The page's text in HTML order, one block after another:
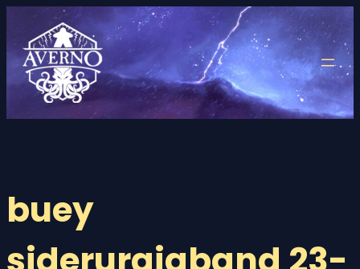
contenido
buey